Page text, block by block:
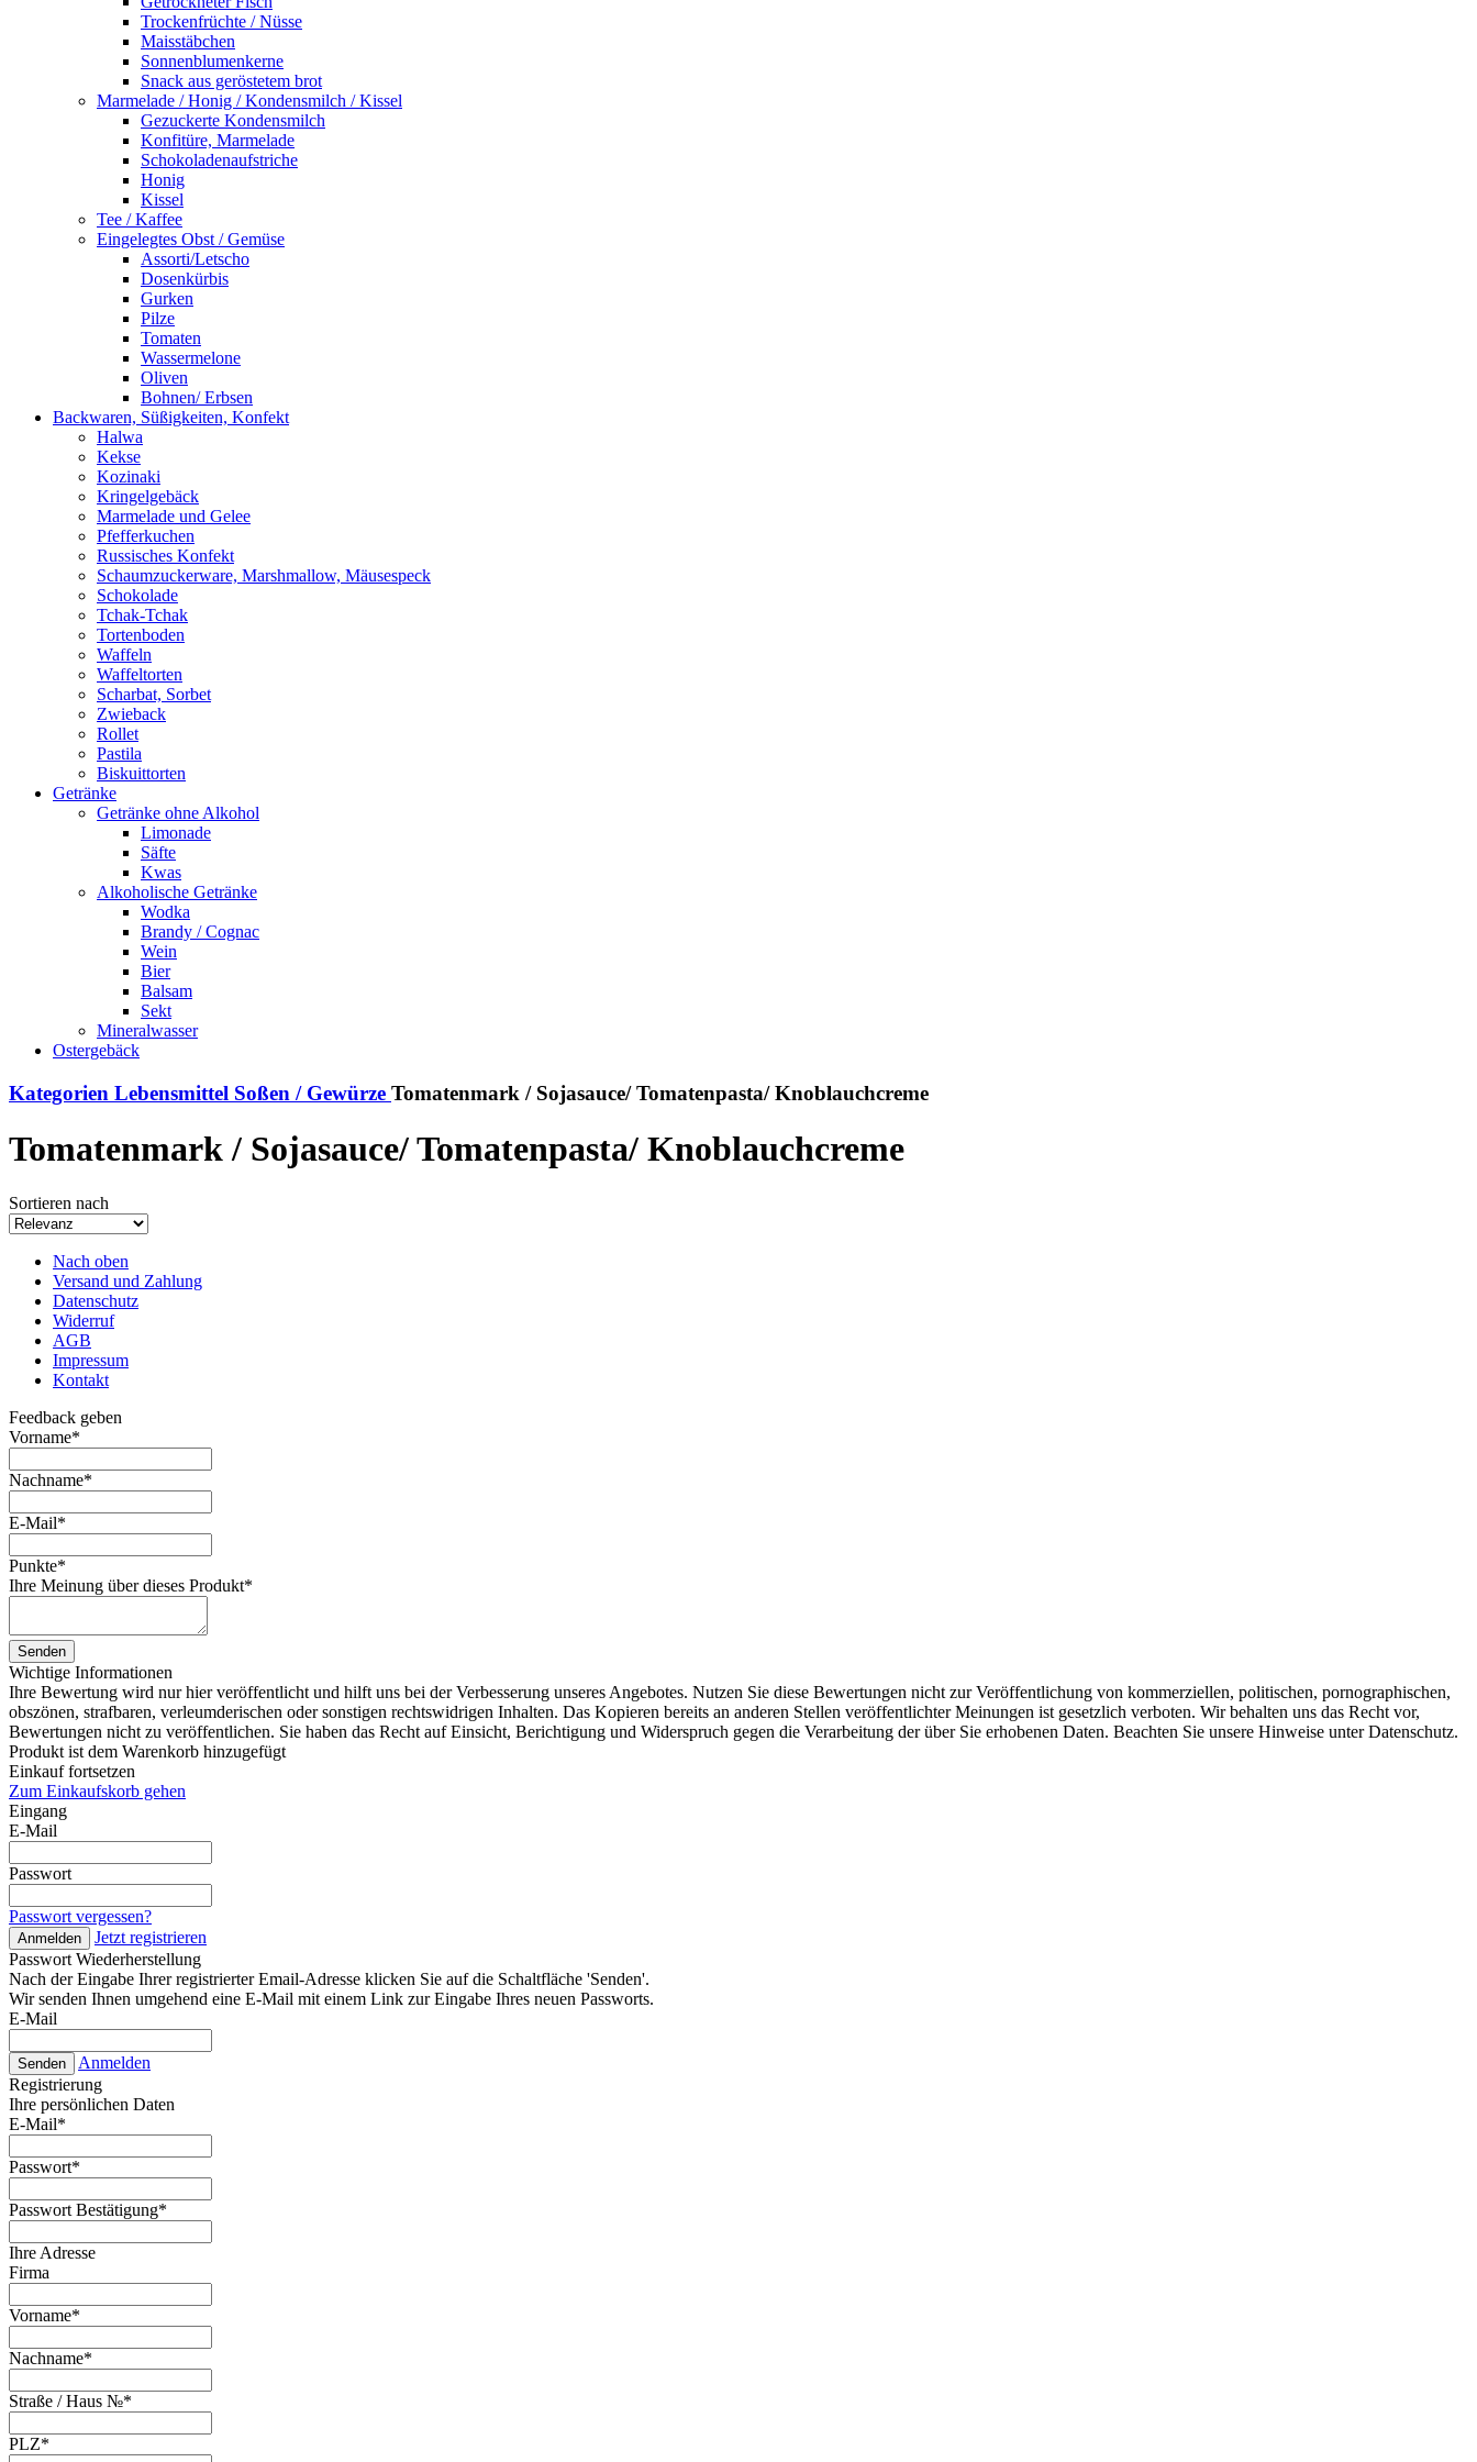
Trockenfrüchte / Nüsse
Maisstäbchen
Sonnenblumenkerne
Snack aus geröstetem brot
Marmelade / Honig / Kondensmilch / Kissel
Gezuckerte Kondensmilch
Konfitüre, Marmelade
Schokoladenaufstriche
Honig
Kissel
Tee / Kaffee
Eingelegtes Obst / Gemüse
Assorti/Letscho
Dosenkürbis
Gurken
Pilze
Tomaten
Wassermelone
Oliven
Bohnen/ Erbsen
Backwaren, Süßigkeiten, Konfekt
Halwa
Kekse
Kozinaki
Kringelgebäck
Marmelade und Gelee
Pfefferkuchen
Russisches Konfekt
Schaumzuckerware, Marshmallow, Mäusespeck
Schokolade
Tchak-Tchak
Tortenboden
Waffeln
Waffeltorten
Scharbat, Sorbet
Zwieback
Rollet
Pastila
Biskuittorten
Getränke
Getränke ohne Alkohol
Limonade
Säfte
Kwas
Alkoholische Getränke
Wodka
Brandy / Cognac
Wein
Bier
Balsam
Sekt
Mineralwasser
Ostergebäck
Kategorien Lebensmittel Soßen / Gewürze Tomatenmark / Sojasauce/ Tomatenpasta/ Knoblauchcreme
Tomatenmark / Sojasauce/ Tomatenpasta/ Knoblauchcreme
Sortieren nach
Nach oben
Versand und Zahlung
Datenschutz
Widerruf
AGB
Impressum
Kontakt
Feedback geben
Vorname*
Nachname*
E-Mail*
Punkte*
Ihre Meinung über dieses Produkt*
Senden
Wichtige Informationen
Ihre Bewertung wird nur hier veröffentlicht und hilft uns bei der Verbesserung unseres Angebotes. Nutzen Sie diese Bewertungen nicht zur Veröffentlichung von kommerziellen, politischen, pornographischen,
obszönen, strafbaren, verleumderischen oder sonstigen rechtswidrigen Inhalten. Das Kopieren bereits an anderen Stellen veröffentlichter Meinungen ist gesetzlich verboten. Wir behalten uns das Recht vor,
Bewertungen nicht zu veröffentlichen. Sie haben das Recht auf Einsicht, Berichtigung und Widerspruch gegen die Verarbeitung der über Sie erhobenen Daten. Beachten Sie unsere Hinweise unter Datenschutz.
Produkt ist dem Warenkorb hinzugefügt
Einkauf fortsetzen
Zum Einkaufskorb gehen
Eingang
E-Mail
Passwort
Passwort vergessen?
Anmelden
Jetzt registrieren
Passwort Wiederherstellung
Nach der Eingabe Ihrer registrierter Email-Adresse klicken Sie auf die Schaltfläche 'Senden'.
Wir senden Ihnen umgehend eine E-Mail mit einem Link zur Eingabe Ihres neuen Passworts.
E-Mail
Senden
Anmelden
Registrierung
Ihre persönlichen Daten
E-Mail*
Passwort*
Passwort Bestätigung*
Ihre Adresse
Firma
Vorname*
Nachname*
Straße / Haus №*
PLZ*